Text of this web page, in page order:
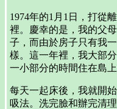
1974年的1月1日，打從
裡。慶幸的是，我的父
子，而由於房子只有我
樣。這一年裡，我大部
一小部分的時間住在島上
每天一起床後，我就開
吸法。洗完臉和辦完清